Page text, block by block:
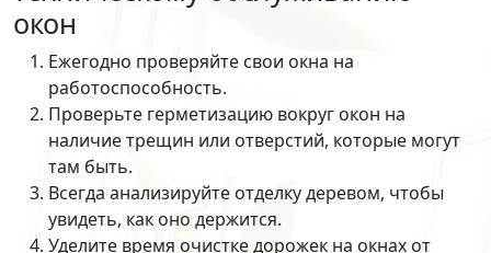
окон
Ежегодно проверяйте свои окна на
работоспособность.
Проверьте герметизацию вокруг окон на
наличие трещин или отверстий, которые могут
там быть.
Всегда анализируйте отделку деревом, чтобы
увидеть, как оно держится.
Уделите время очистке дорожек на окнах от